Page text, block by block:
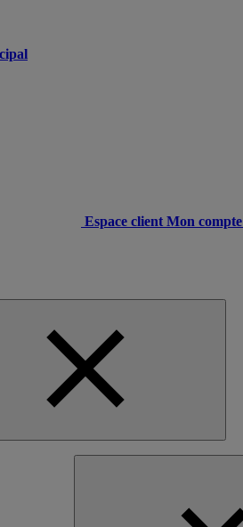
Espace client Mon compte